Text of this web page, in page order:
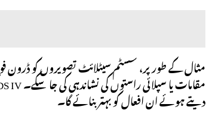
دیتے ہوئے ان افعال کو بہتر بنائے گا۔